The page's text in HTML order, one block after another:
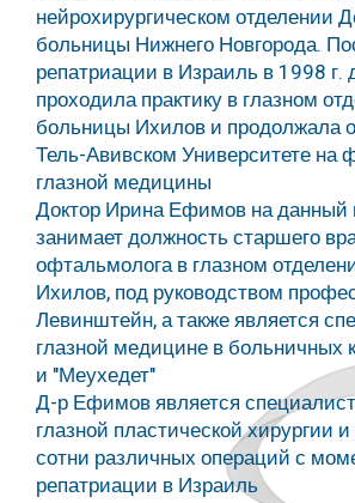
нейрохирургическом отделении
больницы Нижнего Новгорода.
репатриации в Израиль в 1998
проходила практику в глазном
больницы Ихилов и продолжала
Тель-Авивском Университете на
глазной медицины
Доктор Ирина Ефимов на данный
занимает должность старшего
офтальмолога в глазном
Ихилов, под руководством
Левинштейн, а также является
глазной медицине в больничных
и "Меухедет"
Д-р Ефимов является
глазной пластической хирургии
сотни различных операций с
репатриации в Израиль